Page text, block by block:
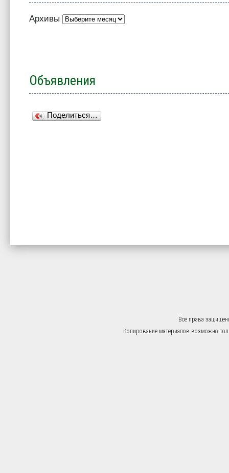
Архивы
Объявления
Поделиться…
Все права
Копирование материалов возможно